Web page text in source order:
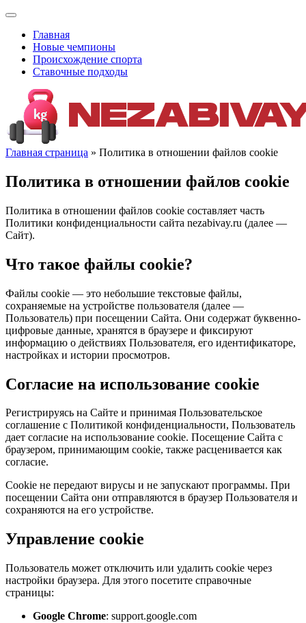
Главная
Новые чемпионы
Происхождение спорта
Ставочные подходы
Главная страница » Политика в отношении файлов cookie
Политика в отношении файлов cookie
Политика в отношении файлов cookie составляет часть
Политики конфиденциальности сайта nezabivay.ru (далее —
Сайт).
Что такое файлы cookie?
Файлы cookie — это небольшие текстовые файлы,
сохраняемые на устройстве пользователя (далее —
Пользователь) при посещении Сайта. Они содержат буквенно-
цифровые данные, хранятся в браузере и фиксируют
информацию о действиях Пользователя, его идентификаторе,
настройках и истории просмотров.
Согласие на использование cookie
Регистрируясь на Сайте и принимая Пользовательское
соглашение с Политикой конфиденциальности, Пользователь
дает согласие на использование cookie. Посещение Сайта с
браузером, принимающим cookie, также расценивается как
согласие.
Cookie не передают вирусы и не запускают программы. При
посещении Сайта они отправляются в браузер Пользователя и
сохраняются на его устройстве.
Управление cookie
Пользователь может отключить или удалить cookie через
настройки браузера. Для этого посетите справочные
страницы:
Google Chrome: support.google.com